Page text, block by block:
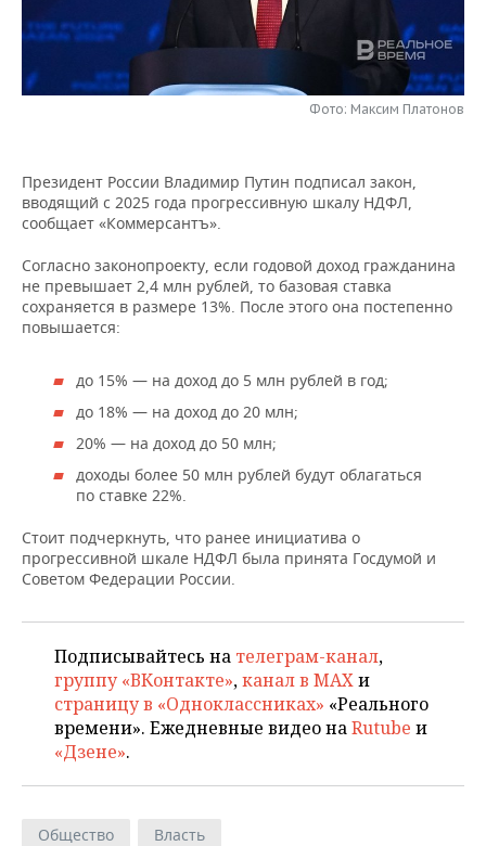
РОЗНИЧНАЯ ТОРГОВЛЯ
ТРАНСПОРТ
НОВОСТИ ТЕХНОЛОГИЙ
IT
ТЕЛЕКОММУНИКАЦИИ
МЕРОПРИЯТИЯ
НОВОСТИ МЕРОПРИЯТИЙ
БИЗНЕС-БРАНЧИ
ОТКРЫТАЯ ЛЕКЦИЯ
СПОРТ
ФУТБОЛ
БАСКЕТБОЛ
ВОЛЕЙБОЛ
КИБЕРСПОРТ
ФИГУРНОЕ КАТАНИЕ
ВОДНЫЕ ВИДЫ СПОРТА
ХОККЕЙ С МЯЧОМ
НОВОСТИ ОБЩЕСТВА
ИНФРАСТРУКТУРА
ИСТОРИЯ
КУЛЬТУРА
МЕДИЦИНА
ОБРАЗОВАНИЕ
ПРОИСШЕСТВИЯ
ФОТОГАЛЕРЕЯ
СПРАВОЧНИК
СПИСОК ПЕРСОН
СПИСОК КОМПАНИЙ
Фото: Максим Платонов
Президент России Владимир Путин подписал закон,
вводящий с 2025 года прогрессивную шкалу НДФЛ,
сообщает «Коммерсантъ».
Согласно законопроекту, если годовой доход гражданина
не превышает 2,4 млн рублей, то базовая ставка
сохраняется в размере 13%. После этого она постепенно
повышается:
до 15% — на доход до 5 млн рублей в год;
до 18% — на доход до 20 млн;
20% — на доход до 50 млн;
доходы более 50 млн рублей будут облагаться
по ставке 22%.
Стоит подчеркнуть, что ранее инициатива о
прогрессивной шкале НДФЛ была принята Госдумой и
Советом Федерации России.
Подписывайтесь на телеграм-канал,
группу «ВКонтакте»,канал в MAXи
страницу в «Одноклассниках» «Реального
времени». Ежедневные видео наRutube и
«Дзене».
Общество Власть